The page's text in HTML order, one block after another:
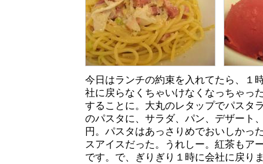
今日はランチの約束を入れてたら、１
社に戻らなくちゃいけなくなっちゃっ
することに。大丸のレタップでパスタ
のパスタに、サラダ、パン、デザート
円。パスタはあっさりめでおいしかっ
スアイスだった。うれしー。紅茶もア
です。で、ぎりぎり１時に会社に戻り